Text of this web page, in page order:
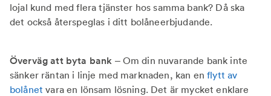
lojal kund med flera tjänster hos samma bank? Då ska
det också återspeglas i ditt bolåneerbjudande.
Överväg att byta bank – Om din nuvarande bank inte
sänker räntan i linje med marknaden, kan enflytt av
bolånet vara en lönsam lösning. Det är mycket enklare